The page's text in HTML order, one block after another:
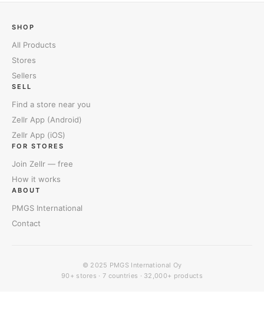
SHOP
All Products
Stores
Sellers
SELL
Find a store near you
Zellr App (Android)
Zellr App (iOS)
FOR STORES
Join Zellr — free
How it works
ABOUT
PMGS International
Contact
© 2025 PMGS International Oy
90+ stores · 7 countries · 32,000+ products